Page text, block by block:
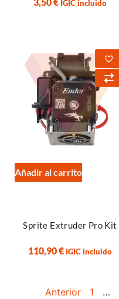
IGIC incluido
Añadir al carrito
Sprite Extruder Pro Kit
110,90€ IGIC incluido
Anterior 1 …